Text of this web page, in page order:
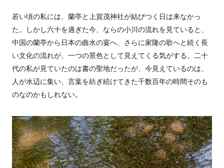
若い頃の私には、蘭亭と上賀茂神社が結びつく日は来なかっ
た。しかし六十を過ぎた今、ならの小川の流れを見ていると、
中国の蘭亭から日本の曲水の宴へ、さらに家隆の歌へと続く長
い文化の流れが、一つの景色として見えてくる気がする。二十
代の私が見ていたのは書の聖地だったが、今見えているのは、
人が水辺に集い、言葉を紡ぎ続けてきた千数百年の時間そのも
のなのかもしれない。